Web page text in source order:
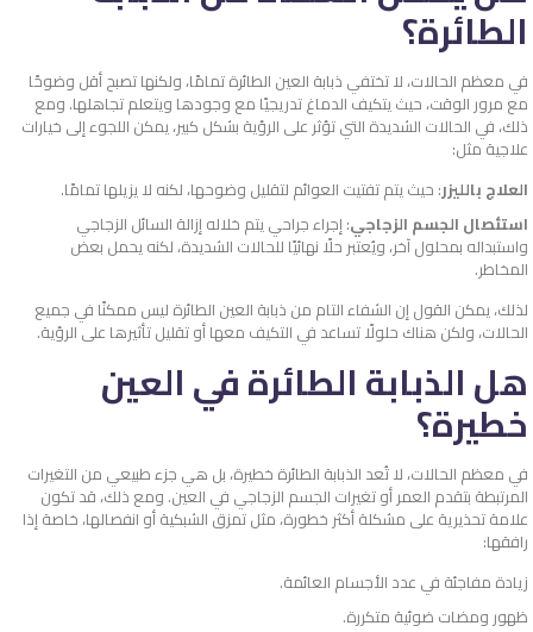
الطائرة؟
في معظم الحالات، لا تختفي ذبابة العين الطائرة تمامًا، ولكنها تصبح أقل وضوحًا
مع مرور الوقت، حيث يتكيف الدماغ تدريجيًا مع وجودها ويتعلم تجاهلها. ومع
ذلك، في الحالات الشديدة التي تؤثر على الرؤية بشكل كبير، يمكن اللجوء إلى خيارات
علاجية مثل:
العلاج بالليزر: حيث يتم تفتيت العوائم لتقليل وضوحها، لكنه لا يزيلها تمامًا.
استئصال الجسم الزجاجي: إجراء جراحي يتم خلاله إزالة السائل الزجاجي
واستبداله بمحلول آخر، ويُعتبر حلًا نهائيًا للحالات الشديدة، لكنه يحمل بعض
المخاطر.
لذلك، يمكن القول إن الشفاء التام من ذبابة العين الطائرة ليس ممكنًا في جميع
الحالات، ولكن هناك حلولًا تساعد في التكيف معها أو تقليل تأثيرها على الرؤية.
هل الذبابة الطائرة في العين
خطيرة؟
في معظم الحالات، لا تُعد الذبابة الطائرة خطيرة، بل هي جزء طبيعي من التغيرات
المرتبطة بتقدم العمر أو تغيرات الجسم الزجاجي في العين. ومع ذلك، قد تكون
علامة تحذيرية على مشكلة أكثر خطورة، مثل تمزق الشبكية أو انفصالها، خاصة إذا
رافقها:
زيادة مفاجئة في عدد الأجسام العائمة.
ظهور ومضات ضوئية متكررة.